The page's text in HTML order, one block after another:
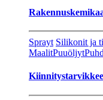
Sprayt Silikonit ja
MaalitPuuöljyt